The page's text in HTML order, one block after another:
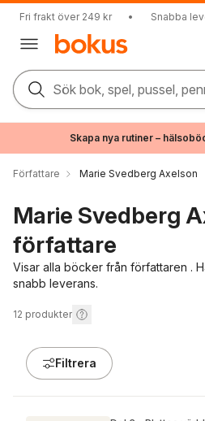
Fri frakt över 249 kr • Snabba
Sök bok, spel, pussel,
Skapa nya rutiner –
Författare Marie Svedberg Axelson
Marie Svedberg
författare
Visar alla böcker från författaren .
snabb leverans.
12 produkter
Filtrera